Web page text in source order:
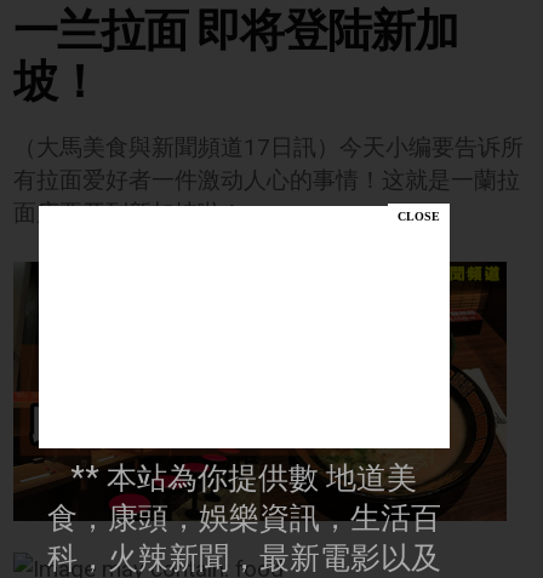
一兰拉面 即将登陆新加
坡！
（大馬美食與新聞頻道17日訊）今天小编要告诉所
有拉面爱好者一件激动人心的事情！这就是一蘭拉
面店要开到新加坡啦！
** 本站為你提供數 地道美
食，康頭，娛樂資訊，生活百
科，火辣新聞，最新電影以及